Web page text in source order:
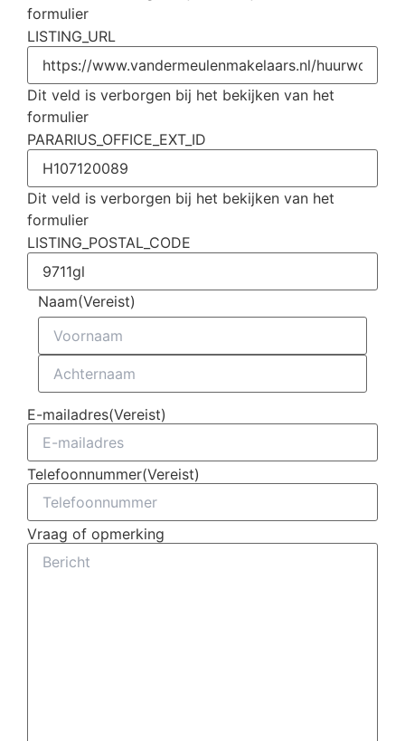
formulier
LISTING_URL
Dit veld is verborgen bij het bekijken van het
formulier
PARARIUS_OFFICE_EXT_ID
Dit veld is verborgen bij het bekijken van het
formulier
LISTING_POSTAL_CODE
Naam(Vereist)
E-mailadres(Vereist)
Telefoonnummer(Vereist)
Vraag of opmerking